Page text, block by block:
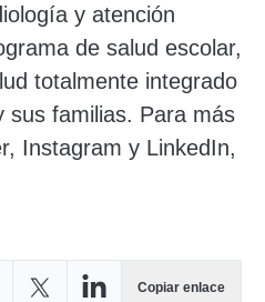
y atención
de salud escolar,
totalmente integrado
sus familias. Para más
Instagram y LinkedIn,
Copiar enlace